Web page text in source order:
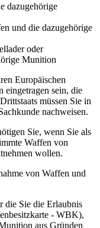
dazugehörige
und die dazugehörige
oder
Munition
Europäischen
eingetragen sein, die
müssen Sie in
nachweisen.
Sie, wenn Sie als
Waffen von
wollen.
von Waffen und
die Sie die Erlaubnis
- WBK),
aus Gründen